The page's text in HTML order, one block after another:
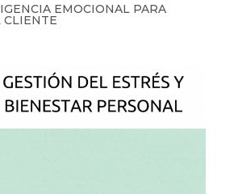
EMOCIONAL PARA
CLIENTE